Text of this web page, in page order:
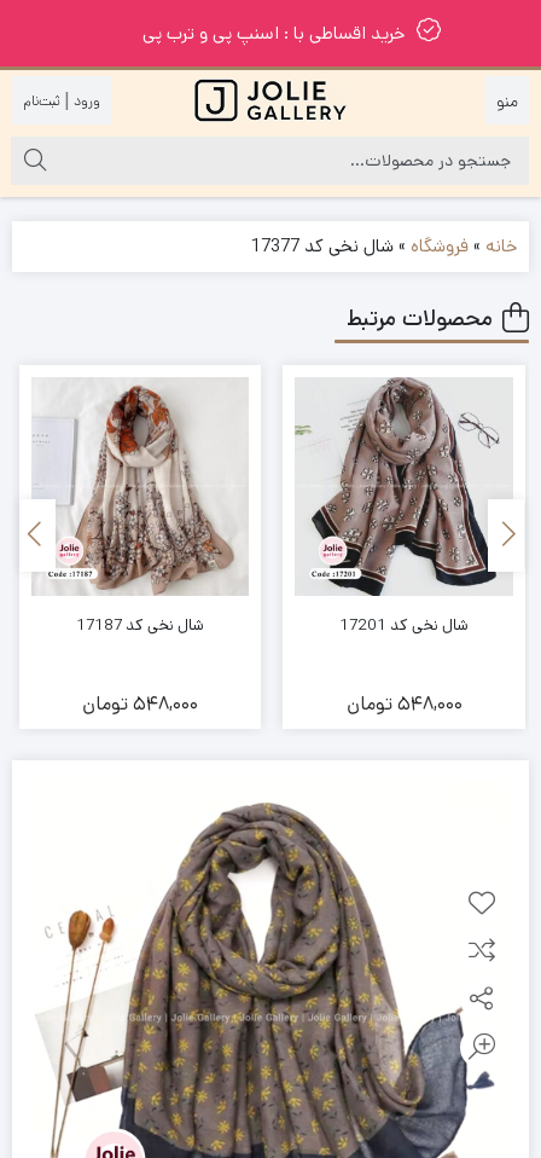
خرید اقساطی با : اسنپ پی و ترب پی
|
خانه »فروشگاه »شال نخی کد 17377
محصولات مرتبط
شال نخی کد 17201
548,000تومان
شال نخی کد 17187
548,000تومان